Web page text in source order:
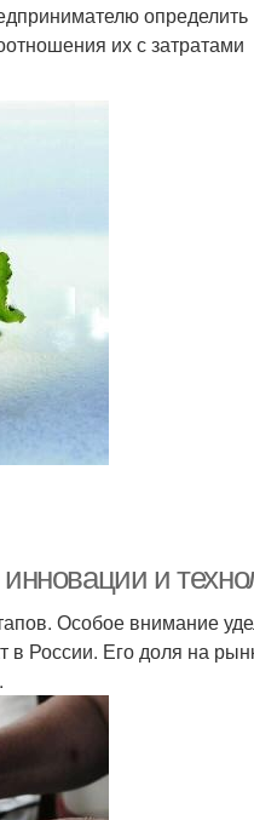
определить
их с затратами
и
Особое внимание
в России. Его доля на